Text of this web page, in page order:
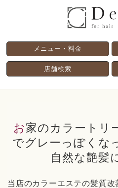
メニュー・料金
店舗検索
お家のカラートリートメントの継続
でグレーっぽくな
自然な艶髪
当店のカラーエステの髪質改